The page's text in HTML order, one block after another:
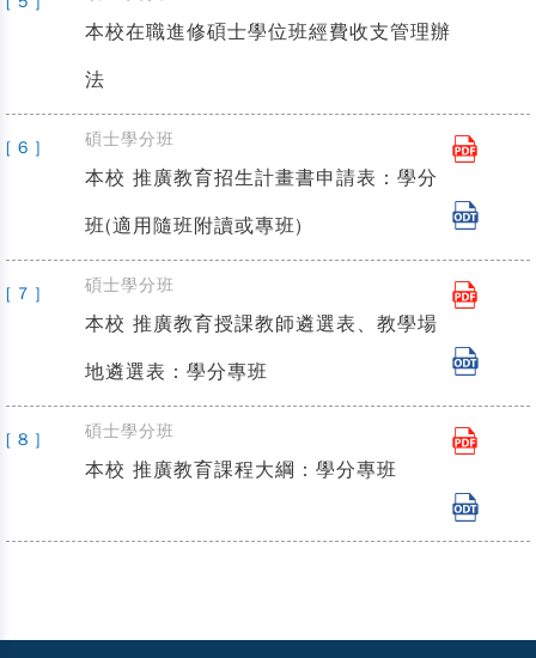
本校在職進修碩士學位班經費收支管理辦
法
[ 6 ] 碩士學分班
本校 推廣教育招生計畫書申請表：學分
班(適用隨班附讀或專班)
[ 7 ] 碩士學分班
本校 推廣教育授課教師遴選表、教學場
地遴選表：學分專班
[ 8 ] 碩士學分班
本校 推廣教育課程大綱：學分專班